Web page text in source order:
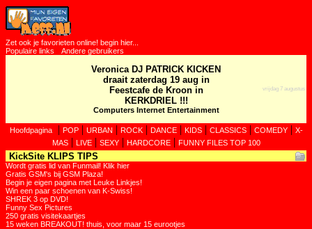
Zet ook je favorieten online! begin hier...
Populaire links
Andere gebruikers
Veronica DJ PATRICK KICKEN
draait zaterdag 19 aug in
Feestcafe de Kroon in
KERKDRIEL !!!
Computers Internet Entertainment
vrijdag 7 augustus
Hoofdpagina| POP| URBAN | ROCK| DANCE| KIDS| CLASSICS| COMEDY| X-
MAS| LIVE| SEXY| HARDCORE| FUNNY FILES TOP 100
KickSite KLIPS TIPS
Wordt gratis lid van Funmail! Klik hier
Gratis GSM's bij GSM Plaza!
Begin je eigen pagina met Leuke Linkjes!
Win een paar schoenen van K-Swiss!
SHREK 3 op DVD!
Funny Sex Pictures
250 gratis visitekaartjes
15 weken BREAKOUT! thuis, voor maar 15 eurootjes